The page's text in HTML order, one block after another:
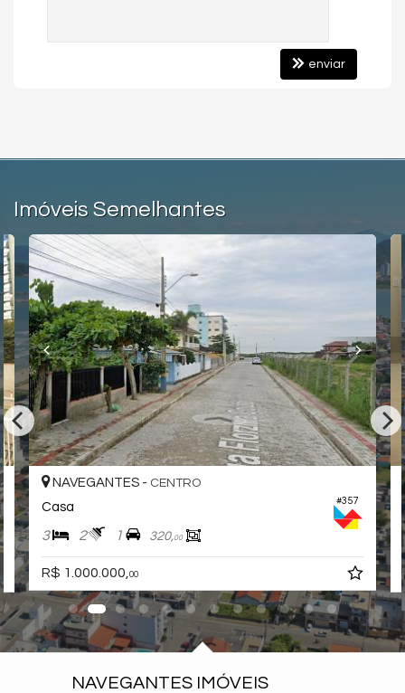
enviar
Imóveis Semelhantes
#357
NAVEGANTES - CENTRO
Casa
3 2 1 320,00
R$ 1.000.000, 00
NAVEGANTES IMÓVEIS